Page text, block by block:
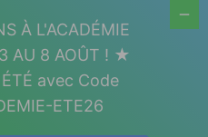
À L'ACADÉMIE
AU 8 AOÛT ! ★
ÉTÉ avec Code
ETE26